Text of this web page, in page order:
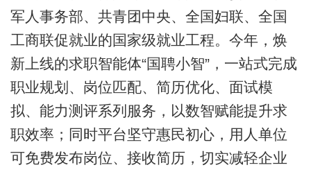
军人事务部、共青团中央、全国妇联、全国
工商联促就业的国家级就业工程。今年，焕
新上线的求职智能体“国聘小智”，一站式完成
职业规划、岗位匹配、简历优化、面试模
拟、能力测评系列服务，以数智赋能提升求
职效率；同时平台坚守惠民初心，用人单位
可免费发布岗位、接收简历，切实减轻企业